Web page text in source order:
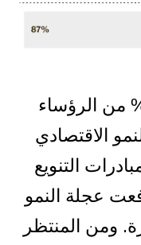
إلى ذلك، يتوقّع 63% من الرؤساء
الاقتصادي
2025 بفعل مبادرات التنويع
عجلة النمو
ومن المنتظر